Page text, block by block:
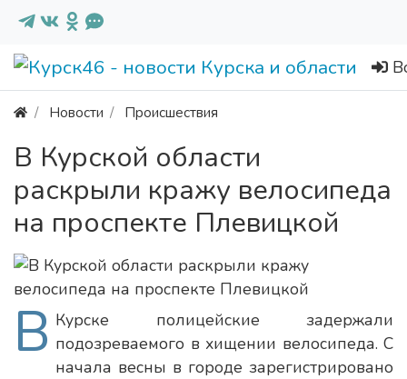
Новости Происшествия
В Курской области
раскрыли кражу велосипеда
на проспекте Плевицкой
В Курске полицейские задержали
подозреваемого в хищении велосипеда. С
начала весны в городе зарегистрировано